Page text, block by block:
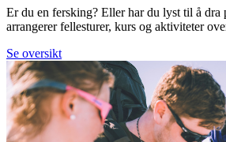
Er du en fersking? Eller har du lyst til å dra
arrangerer fellesturer, kurs og aktiviteter
Se oversikt